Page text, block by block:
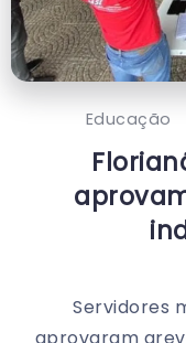
Educação
Servidores